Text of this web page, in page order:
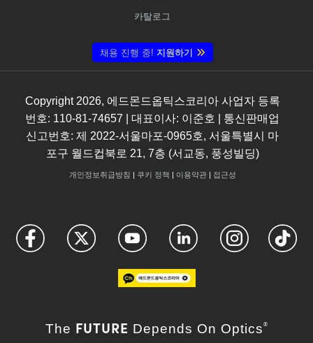
카탈로그
채용 진행 중! 지원하기
Copyright 2026, 에드몬드옵틱스코리아 사업자 등록
번호: 110-81-74657 | 대표이사: 이준호 | 통신판매업
신고번호: 제 2022-서울마포-0965호, 서울특별시 마
포구 월드컵북로 21, 7층 (서교동, 풍성빌딩)
개인정보취급방침 | 쿠키 정책 | 이용약관| 접근성
The FUTURE Depends On Optics ®